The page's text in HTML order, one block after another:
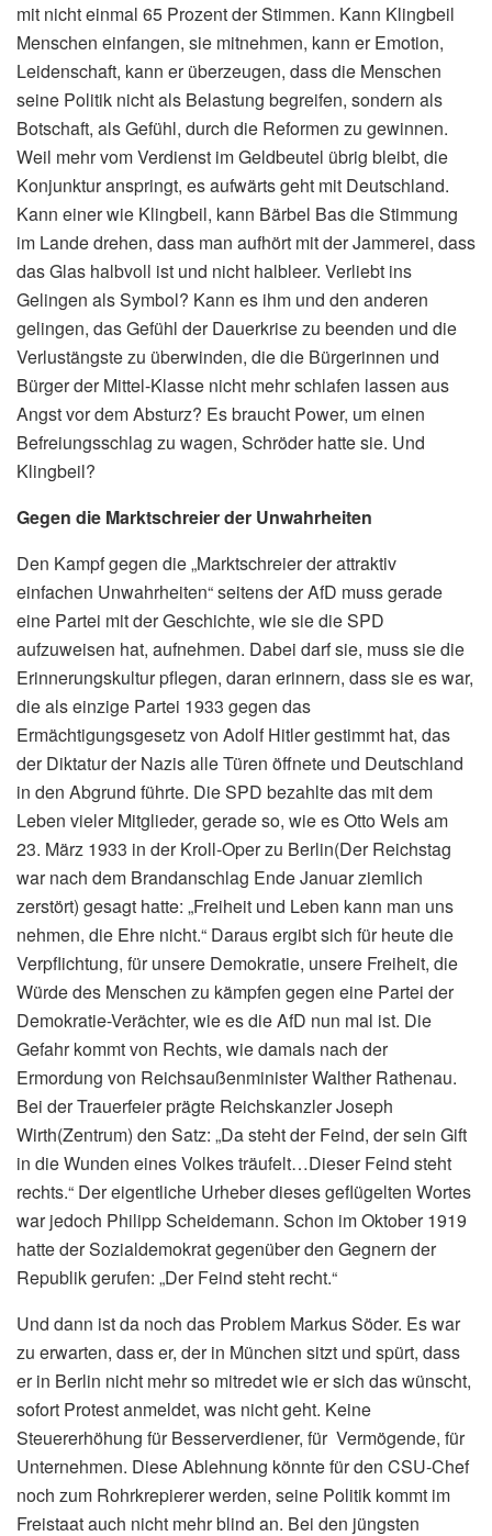
mit nicht einmal 65 Prozent der Stimmen. Kann Klingbeil
Menschen einfangen, sie mitnehmen, kann er Emotion,
Leidenschaft, kann er überzeugen, dass die Menschen
seine Politik nicht als Belastung begreifen, sondern als
Botschaft, als Gefühl, durch die Reformen zu gewinnen.
Weil mehr vom Verdienst im Geldbeutel übrig bleibt, die
Konjunktur anspringt, es aufwärts geht mit Deutschland.
Kann einer wie Klingbeil, kann Bärbel Bas die Stimmung
im Lande drehen, dass man aufhört mit der Jammerei, dass
das Glas halbvoll ist und nicht halbleer. Verliebt ins
Gelingen als Symbol? Kann es ihm und den anderen
gelingen, das Gefühl der Dauerkrise zu beenden und die
Verlustängste zu überwinden, die die Bürgerinnen und
Bürger der Mittel-Klasse nicht mehr schlafen lassen aus
Angst vor dem Absturz? Es braucht Power, um einen
Befreiungsschlag zu wagen, Schröder hatte sie. Und
Klingbeil?
Gegen die Marktschreier der Unwahrheiten
Den Kampf gegen die „Marktschreier der attraktiv
einfachen Unwahrheiten“ seitens der AfD muss gerade
eine Partei mit der Geschichte, wie sie die SPD
aufzuweisen hat, aufnehmen. Dabei darf sie, muss sie die
Erinnerungskultur pflegen, daran erinnern, dass sie es war,
die als einzige Partei 1933 gegen das
Ermächtigungsgesetz von Adolf Hitler gestimmt hat, das
der Diktatur der Nazis alle Türen öffnete und Deutschland
in den Abgrund führte. Die SPD bezahlte das mit dem
Leben vieler Mitglieder, gerade so, wie es Otto Wels am
23. März 1933 in der Kroll-Oper zu Berlin(Der Reichstag
war nach dem Brandanschlag Ende Januar ziemlich
zerstört) gesagt hatte: „Freiheit und Leben kann man uns
nehmen, die Ehre nicht.“ Daraus ergibt sich für heute die
Verpflichtung, für unsere Demokratie, unsere Freiheit, die
Würde des Menschen zu kämpfen gegen eine Partei der
Demokratie-Verächter, wie es die AfD nun mal ist. Die
Gefahr kommt von Rechts, wie damals nach der
Ermordung von Reichsaußenminister Walther Rathenau.
Bei der Trauerfeier prägte Reichskanzler Joseph
Wirth(Zentrum) den Satz: „Da steht der Feind, der sein Gift
in die Wunden eines Volkes träufelt…Dieser Feind steht
rechts.“ Der eigentliche Urheber dieses geflügelten Wortes
war jedoch Philipp Scheidemann. Schon im Oktober 1919
hatte der Sozialdemokrat gegenüber den Gegnern der
Republik gerufen: „Der Feind steht recht.“
Und dann ist da noch das Problem Markus Söder. Es war
zu erwarten, dass er, der in München sitzt und spürt, dass
er in Berlin nicht mehr so mitredet wie er sich das wünscht,
sofort Protest anmeldet, was nicht geht. Keine
Steuererhöhung für Besserverdiener, für Vermögende, für
Unternehmen. Diese Ablehnung könnte für den CSU-Chef
noch zum Rohrkrepierer werden, seine Politik kommt im
Freistaat auch nicht mehr blind an. Bei den jüngsten